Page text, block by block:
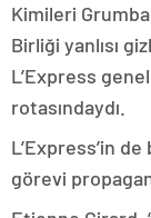
Kimileri
Birliği yanlısı
L’Express
rotasındaydı.
L’Express’in
görevi